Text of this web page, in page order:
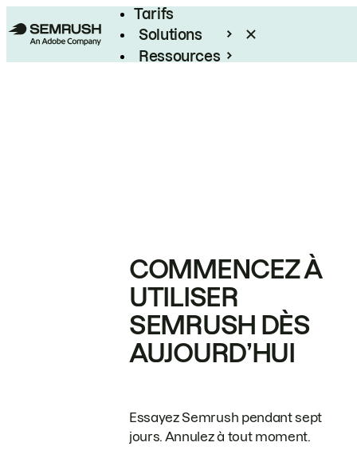
Tarifs
Solutions
Ressources
COMMENCEZ À
UTILISER
SEMRUSH DÈS
AUJOURD’HUI
Essayez Semrush pendant sept
jours. Annulez à tout moment.